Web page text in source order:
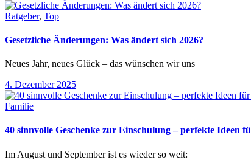
Ratgeber, Top
Gesetzliche Änderungen: Was ändert sich 2026?
Neues Jahr, neues Glück – das wünschen wir uns
4. Dezember 2025
Familie
40 sinnvolle Geschenke zur Einschulung – perfekte Ideen
Im August und September ist es wieder so weit: